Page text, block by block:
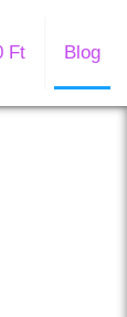
Ft Blog